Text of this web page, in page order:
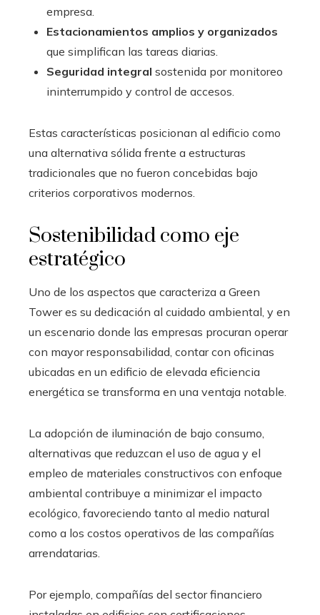
empresa.
Estacionamientos amplios y organizados
que simplifican las tareas diarias.
Seguridad integral sostenida por monitoreo
ininterrumpido y control de accesos.
Estas características posicionan al edificio como
una alternativa sólida frente a estructuras
tradicionales que no fueron concebidas bajo
criterios corporativos modernos.
Sostenibilidad como eje
estratégico
Uno de los aspectos que caracteriza a Green
Tower es su dedicación al cuidado ambiental, y en
un escenario donde las empresas procuran operar
con mayor responsabilidad, contar con oficinas
ubicadas en un edificio de elevada eficiencia
energética se transforma en una ventaja notable.
La adopción de iluminación de bajo consumo,
alternativas que reduzcan el uso de agua y el
empleo de materiales constructivos con enfoque
ambiental contribuye a minimizar el impacto
ecológico, favoreciendo tanto al medio natural
como a los costos operativos de las compañías
arrendatarias.
Por ejemplo, compañías del sector financiero